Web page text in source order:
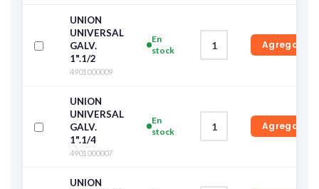
UNION
UNIVERSAL
GALV.
1".1/2
4901000009
En
stock
Agregar
UNION
UNIVERSAL
GALV.
1".1/4
4901000007
En
stock
Agregar
UNION